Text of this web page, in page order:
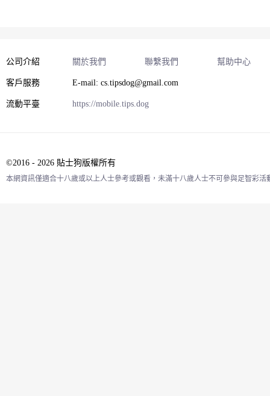
公司介紹 關於我們 聯繫我們 幫助中心
客戶服務 E-mail: cs.tipsdog@gmail.com
流動平臺 https://mobile.tips.dog
©2016 - 2026 貼士狗版權所有
本網資訊僅適合十八歲或以上人士參考或觀看，未滿十八歲人士不可參與足智彩